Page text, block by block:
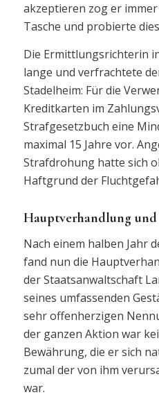
akzeptieren zog er
Tasche und probierte
Die Ermittlungsrichterin
lange und verfrachtete
Stadelheim: Für die
Kreditkarten im
Strafgesetzbuch eine
maximal 15 Jahre vor.
Strafdrohung hatte sich
Haftgrund der
Hauptverhandlung
Nach einem halben Jahr
fand nun die
der Staatsanwaltschaft
seines umfassenden
sehr offenherzigen
der ganzen Aktion war
Bewährung, die er sich
zumal der von ihm
war.